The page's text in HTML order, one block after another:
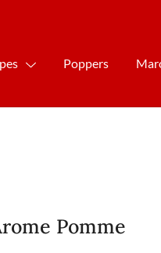
Poppers
Pomme